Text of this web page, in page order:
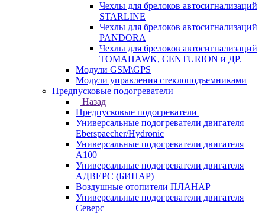
Чехлы для брелоков автосигнализаций
STARLINE
Чехлы для брелоков автосигнализаций
PANDORA
Чехлы для брелоков автосигнализаций
TOMAHAWK, CENTURION и ДР.
Модули GSM\GPS
Модули управления стеклоподъемниками
Предпусковые подогреватели
Назад
Предпусковые подогреватели
Универсальные подогреватели двигателя
Eberspaecher/Hydronic
Универсальные подогреватели двигателя
A100
Универсальные подогреватели двигателя
АДВЕРС (БИНАР)
Воздушные отопители ПЛАНАР
Универсальные подогреватели двигателя
Северс